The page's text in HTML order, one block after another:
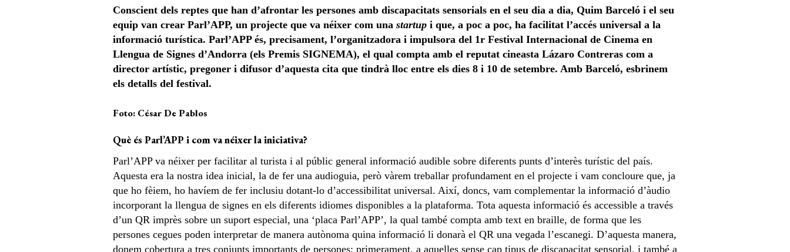
Conscient dels reptes que han d’afrontar les persones amb discapacitats sensorials en el seu dia a dia, Quim Barceló i el seu
equip van crear Parl’APP, un projecte que va néixer com una startup i que, a poc a poc, ha facilitat l’accés universal a la
informació turística. Parl’APP és, precisament, l’organitzadora i impulsora del 1r Festival Internacional de Cinema en
Llengua de Signes d’Andorra (els Premis SIGNEMA), el qual compta amb el reputat cineasta Lázaro Contreras com a
director artístic, pregoner i difusor d’aquesta cita que tindrà lloc entre els dies 8 i 10 de setembre. Amb Barceló, esbrinem
els detalls del festival.
Foto: César De Pablos
Què és Parl’APP i com va néixer la iniciativa?
Parl’APP va néixer per facilitar al turista i al públic general informació audible sobre diferents punts d’interès turístic del país.
Aquesta era la nostra idea inicial, la de fer una audioguia, però vàrem treballar profundament en el projecte i vam concloure que, ja
que ho fèiem, ho havíem de fer inclusiu dotant-lo d’accessibilitat universal. Així, doncs, vam complementar la informació d’àudio
incorporant la llengua de signes en els diferents idiomes disponibles a la plataforma. Tota aquesta informació és accessible a través
d’un QR imprès sobre un suport especial, una ‘placa Parl’APP’, la qual també compta amb text en braille, de forma que les
persones cegues poden interpretar de manera autònoma quina informació li donarà el QR una vegada l’escanegi. D’aquesta manera,
donem cobertura a tres conjunts importants de persones; primerament, a aquelles sense cap tipus de discapacitat sensorial, i també a